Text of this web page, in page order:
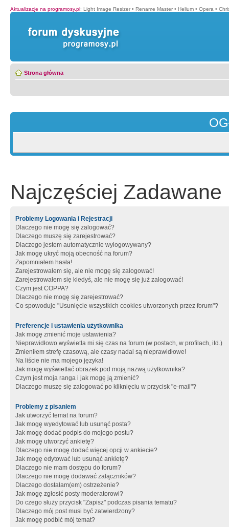
Aktualizacje na programosy.pl: Light Image Resizer • Rename Master • Helium • Opera •
Strona główna
Najczęściej Zadawane
Problemy Logowania i Rejestracji
Dlaczego nie mogę się zalogować?
Dlaczego muszę się zarejestrować?
Dlaczego jestem automatycznie wylogowywany?
Jak mogę ukryć moją obecność na forum?
Zapomniałem hasła!
Zarejestrowałem się, ale nie mogę się zalogować!
Zarejestrowałem się kiedyś, ale nie mogę się już zalogować!
Czym jest COPPA?
Dlaczego nie mogę się zarejestrować?
Co spowoduje "Usunięcie wszystkich cookies utworzonych przez forum"?
Preferencje i ustawienia użytkownika
Jak mogę zmienić moje ustawienia?
Nieprawidłowo wyświetla mi się czas na forum (w postach, w profilach, itd.)
Zmieniłem strefę czasową, ale czasy nadal są nieprawidłowe!
Na liście nie ma mojego języka!
Jak mogę wyświetlać obrazek pod moją nazwą użytkownika?
Czym jest moja ranga i jak mogę ją zmienić?
Dlaczego muszę się zalogować po kliknięciu w przycisk "e-mail"?
Problemy z pisaniem
Jak utworzyć temat na forum?
Jak mogę wyedytować lub usunąć posta?
Jak mogę dodać podpis do mojego postu?
Jak mogę utworzyć ankietę?
Dlaczego nie mogę dodać więcej opcji w ankiecie?
Jak mogę edytować lub usunąć ankietę?
Dlaczego nie mam dostępu do forum?
Dlaczego nie mogę dodawać załączników?
Dlaczego dostałam(em) ostrzeżenie?
Jak mogę zgłosić posty moderatorowi?
Do czego służy przycisk "Zapisz" podczas pisania tematu?
Dlaczego mój post musi być zatwierdzony?
Jak mogę podbić mój temat?